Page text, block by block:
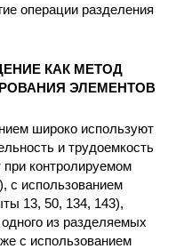
операции разделения
КАК МЕТОД
ЭЛЕМЕНТОВ
широко используют
и трудоемкость
контролируемом
с использованием
13, 50, 134, 143),
из разделяемых
с использованием